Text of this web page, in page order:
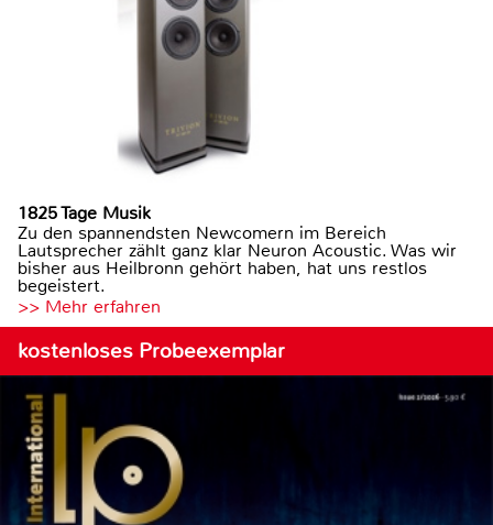
1825 Tage Musik
Zu den spannendsten Newcomern im Bereich
Lautsprecher zählt ganz klar Neuron Acoustic. Was wir
bisher aus Heilbronn gehört haben, hat uns restlos
begeistert.
>> Mehr erfahren
kostenloses Probeexemplar